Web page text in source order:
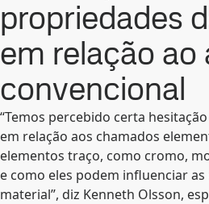
propriedades
em relação ao
convencional
“Temos percebido certa
em relação aos chamados
elementos traço, como cromo,
e como eles podem influenciar
material”, diz Kenneth Olsson,